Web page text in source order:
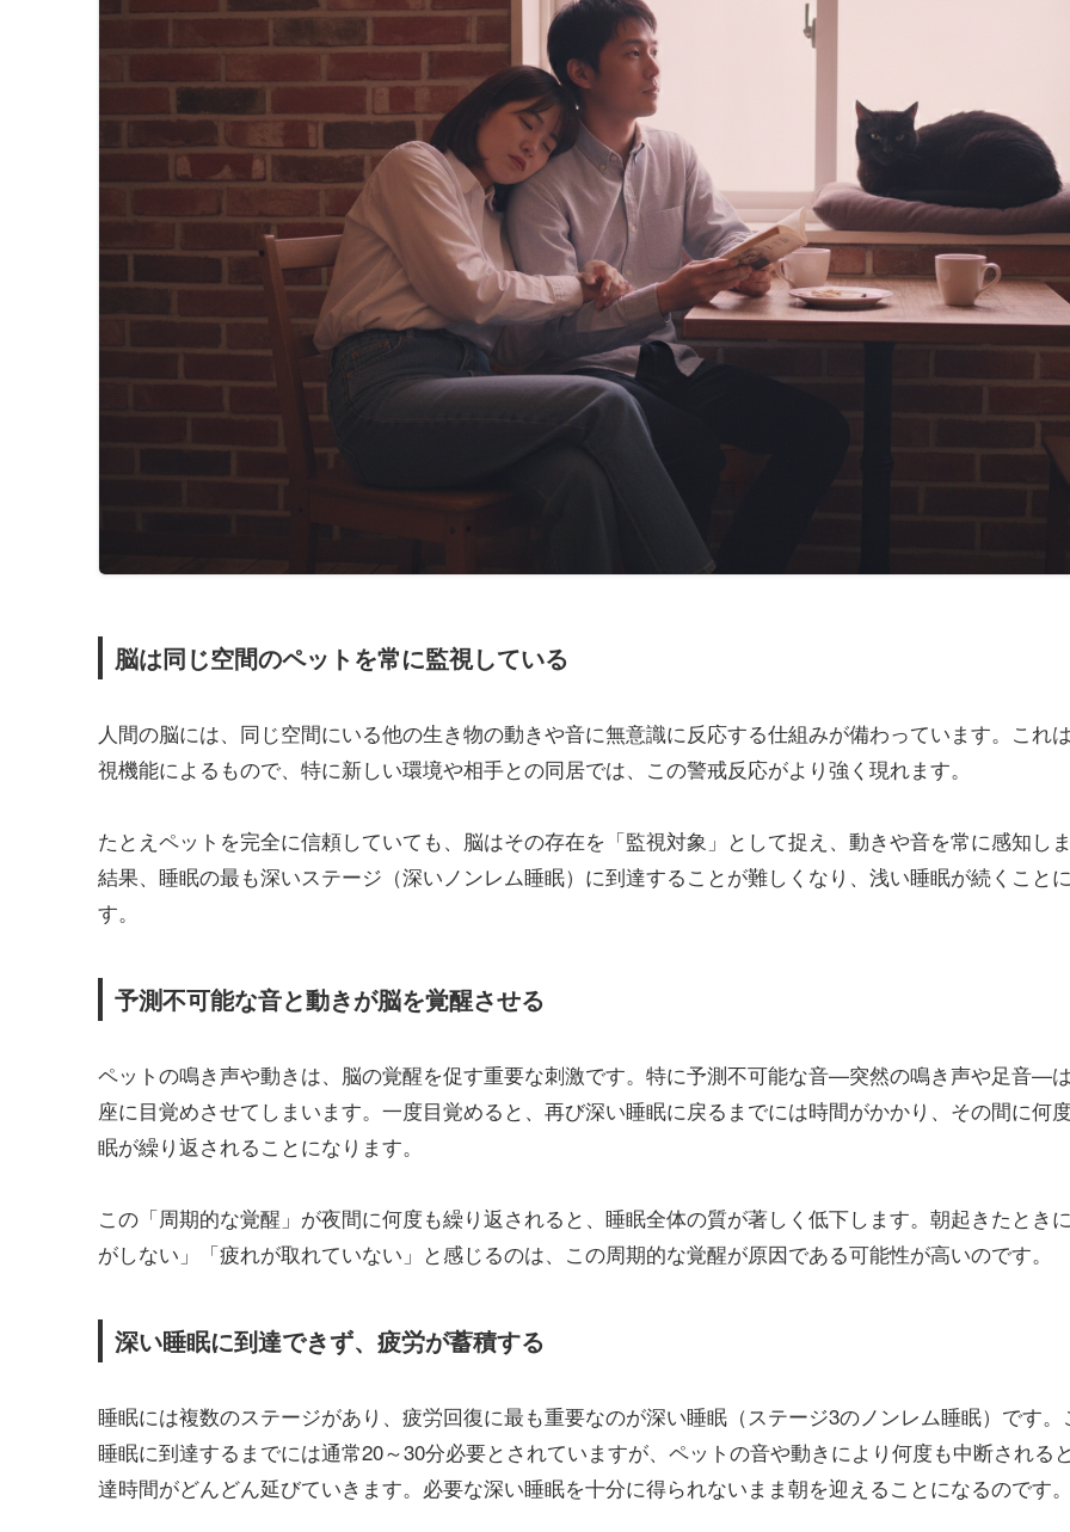
脳は同じ空間のペットを常に監視している
人間の脳には、同じ空間にいる他の生き物の動きや音に無意識に反応する仕組みが備わっています。これ
視機能によるもので、特に新しい環境や相手との同居では、この警戒反応がより強く現れます。
たとえペットを完全に信頼していても、脳はその存在を「監視対象」として捉え、動きや音を常に感知し
結果、睡眠の最も深いステージ（深いノンレム睡眠）に到達することが難しくなり、浅い睡眠が続くこと
す。
予測不可能な音と動きが脳を覚醒させる
ペットの鳴き声や動きは、脳の覚醒を促す重要な刺激です。特に予測不可能な音—突然の鳴き声や足音—
座に目覚めさせてしまいます。一度目覚めると、再び深い睡眠に戻るまでには時間がかかり、その間に何
眠が繰り返されることになります。
この「周期的な覚醒」が夜間に何度も繰り返されると、睡眠全体の質が著しく低下します。朝起きたとき
がしない」「疲れが取れていない」と感じるのは、この周期的な覚醒が原因である可能性が高いのです。
深い睡眠に到達できず、疲労が蓄積する
睡眠には複数のステージがあり、疲労回復に最も重要なのが深い睡眠（ステージ3のノンレム睡眠）です。
睡眠に到達するまでには通常20～30分必要とされていますが、ペットの音や動きにより何度も中断される
達時間がどんどん延びていきます。必要な深い睡眠を十分に得られないまま朝を迎えることになるのです。